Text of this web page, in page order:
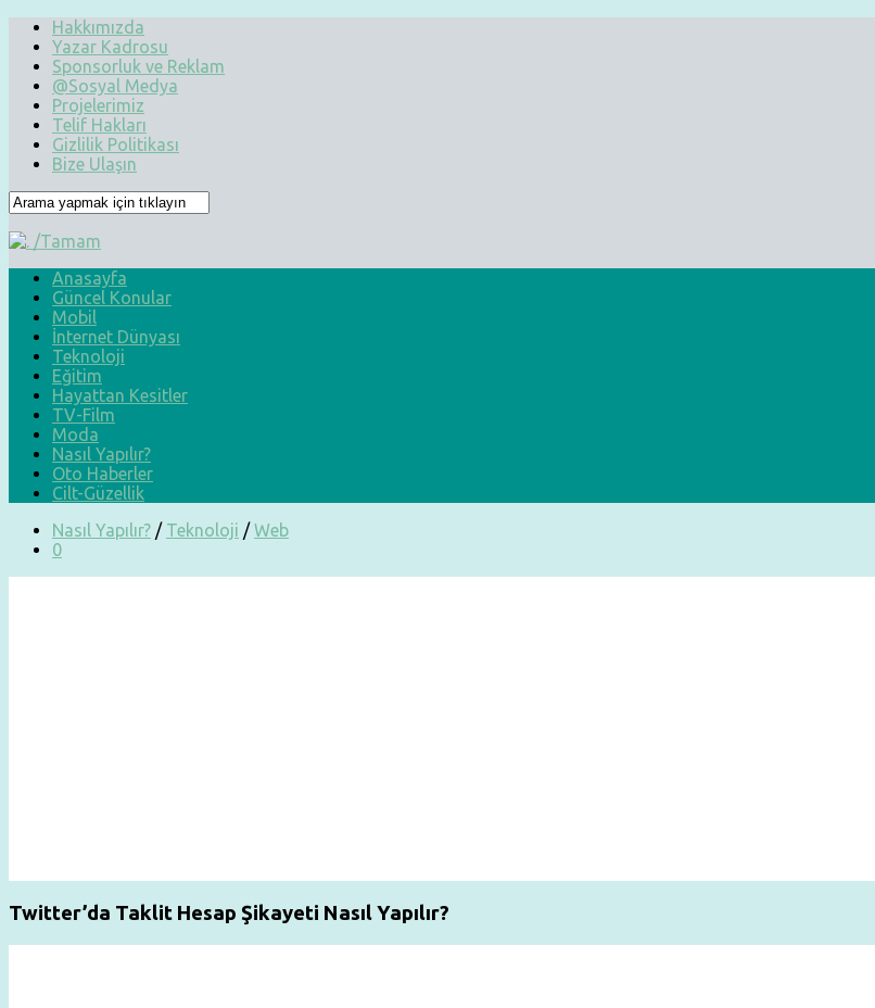
Hakkımızda
Yazar Kadrosu
Sponsorluk ve Reklam
@Sosyal Medya
Projelerimiz
Telif Hakları
Gizlilik Politikası
Bize Ulaşın
Anasayfa
Güncel Konular
Mobil
İnternet Dünyası
Teknoloji
Eğitim
Hayattan Kesitler
TV-Film
Moda
Nasıl Yapılır?
Oto Haberler
Cilt-Güzellik
Nasıl Yapılır? / Teknoloji / Web
0
Twitter’da Taklit Hesap Şikayeti Nasıl Yapılır?